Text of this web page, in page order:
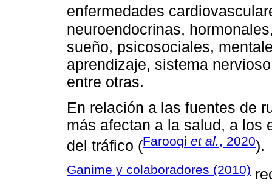
enfermedades
neuroendocrinas,
sueño, psicosociales,
aprendizaje, sistema
entre otras.
En relación a las fuentes de
más afectan a la salud, a los
del tráfico (Farooqi et al., 2020).
Ganime y colaboradores (2010)